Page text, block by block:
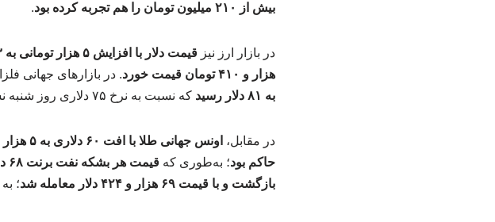
بیش از ۲۱۰ میلیون تومان را هم تجربه کرده بود
.
در بازار ارز نیزقیمت دلار با افزایش ۵ هزار تومانی به ۱۶۳ هزار و ۲۴۰ تومان رسید
هزار و ۴۱۰ تومان قیمت خورد
. در بازارهای جهانی
به ۸۱ دلار رسید
که نسبت به نرخ ۷۵ دلاری روز شنبه نشان‌دهنده
در مقابل، اونس جهانی طلا با افت ۶۰ دلاری به ۵ هزار و ۱۸ دلار رسید
حاکم بود؛ به‌طوری کهقیمت هر بشکه نفت برنت ۶۸ دلار تعیین شد
بازگشت و با قیمت ۶۹ هزار و ۴۲۴ دلار معامله شد
؛